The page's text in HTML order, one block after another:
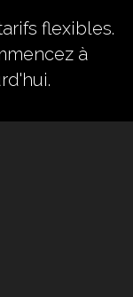
flexibles.
à